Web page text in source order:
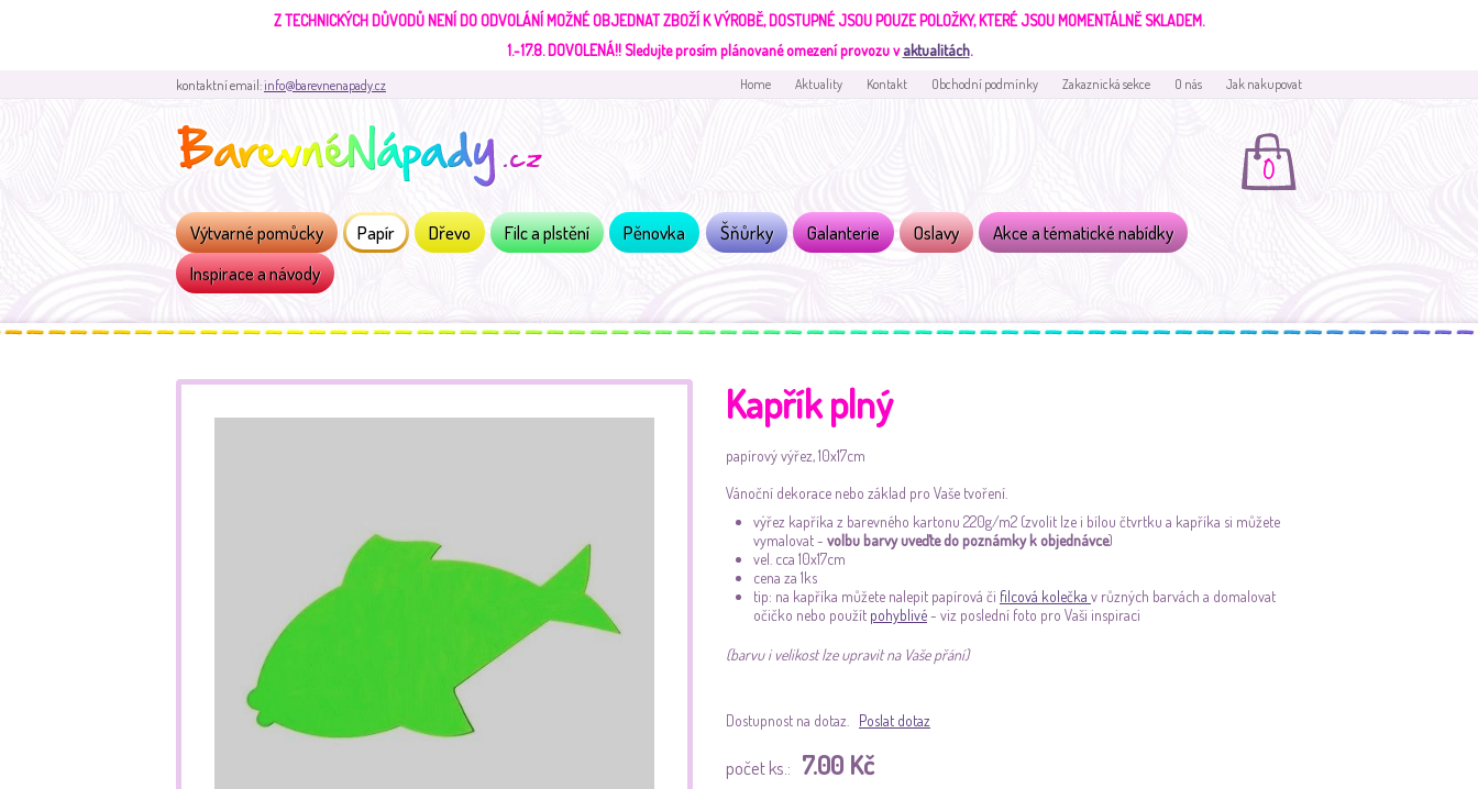
Z TECHNICKÝCH DŮVODŮ NENÍ DO ODVOLÁNÍ MOŽNÉ OBJEDNAT ZBOŽÍ K VÝROBĚ, DOSTUPNÉ JSOU POUZE POLOŽKY, KTERÉ JSOU MOMENTÁLNĚ SKLADEM.
1.-17.8. DOVOLENÁ!!Sledujte prosím plánované omezení provozu vaktualitách.
kontaktní email:info@barevnenapady.cz Home Aktuality Kontakt Obchodní podmínky Zakaznická sekce O nás Jak nakupovat
0
Výtvarné pomůcky Papír Dřevo Filc a plstění Pěnovka Šňůrky Galanterie Oslavy
Akce a tématické nabídky
Inspirace a návody
Kapřík plný
papírový výřez, 10x17cm
Vánoční dekorace nebo základ pro Vaše tvoření.
výřez kapříka z barevného kartonu 220g/m2 (zvolit lze i bílou čtvrtku a kapříka si můžete
vymalovat - volbu barvy uveďte do poznámky k objednávce)
vel. cca 10x17cm
cena za 1ks
tip: na kapříka můžete nalepit papírová či filcová kolečka v různých barvách a domalovat
očičko nebo použít pohyblivé- viz poslední foto pro Vaši inspiraci
(barvu i velikost lze upravit na Vaše přání)
Dostupnost na dotaz. Poslat dotaz
počet ks.: 7.00 Kč